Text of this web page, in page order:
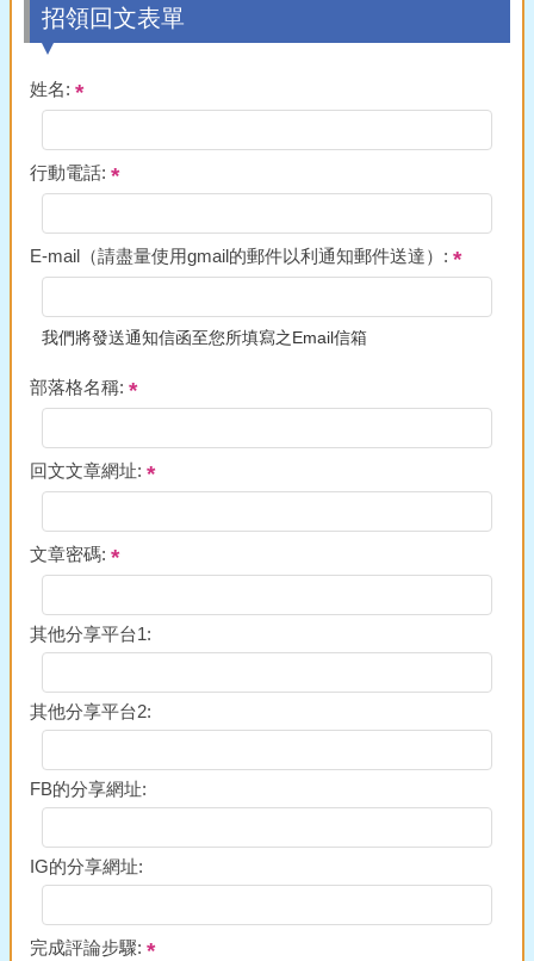
招領回文表單
姓名:
行動電話:
E-mail（請盡量使用gmail的郵件以利通知郵件送達）:
我們將發送通知信函至您所填寫之Email信箱
部落格名稱:
回文文章網址:
文章密碼:
其他分享平台1:
其他分享平台2:
FB的分享網址:
IG的分享網址:
完成評論步驟: